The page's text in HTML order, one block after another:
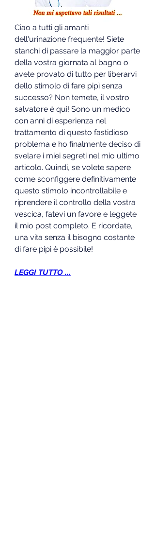
Ciao a tutti gli amanti
dell'urinazione frequente! Siete
stanchi di passare la maggior parte
della vostra giornata al bagno o
avete provato di tutto per liberarvi
dello stimolo di fare pipì senza
successo? Non temete, il vostro
salvatore è qui! Sono un medico
con anni di esperienza nel
trattamento di questo fastidioso
problema e ho finalmente deciso di
svelare i miei segreti nel mio ultimo
articolo. Quindi, se volete sapere
come sconfiggere definitivamente
questo stimolo incontrollabile e
riprendere il controllo della vostra
vescica, fatevi un favore e leggete
il mio post completo. E ricordate,
una vita senza il bisogno costante
di fare pipì è possibile!
LEGGI TUTTO ...